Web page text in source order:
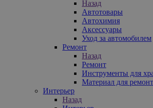
Назад
Автотовары
Автохимия
Аксессуары
Уход за автомобилем
Ремонт
Назад
Ремонт
Инструменты для
Материал для
Интерьер
Назад